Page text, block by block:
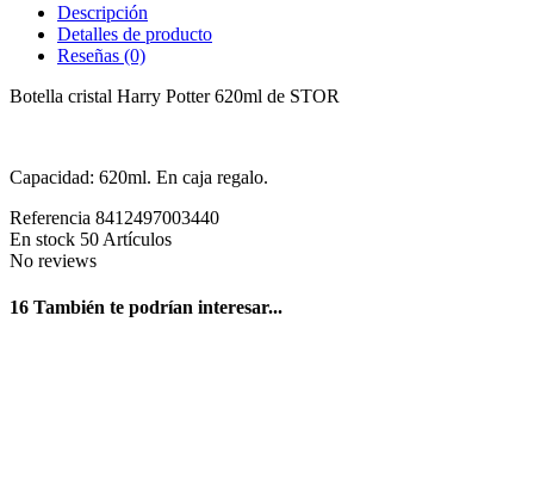
Descripción
Detalles de producto
Reseñas (0)
Botella cristal Harry Potter 620ml de STOR
Capacidad: 620ml. En caja regalo.
Referencia 8412497003440
En stock 50 Artículos
No reviews
16 También te podrían interesar...